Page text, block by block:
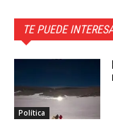
TE PUEDE
Política